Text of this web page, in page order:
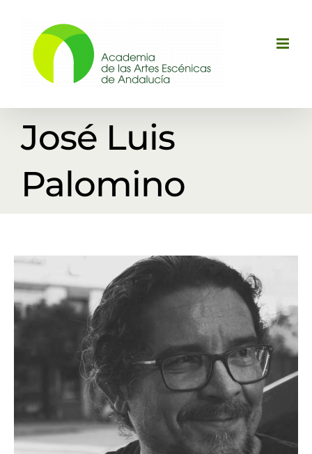
contenido
José Luis
Palomino